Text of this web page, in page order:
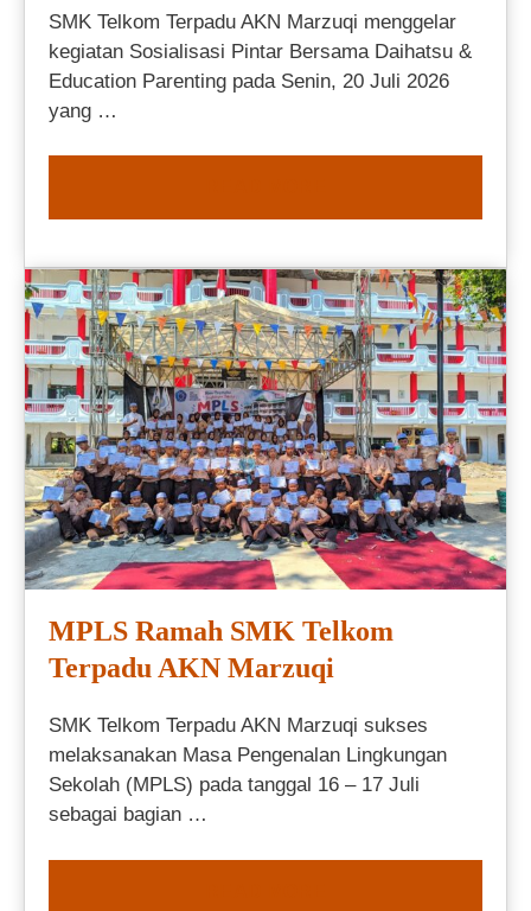
SMK Telkom Terpadu AKN Marzuqi menggelar
kegiatan Sosialisasi Pintar Bersama Daihatsu &
Education Parenting pada Senin, 20 Juli 2026
yang …
MPLS Ramah SMK Telkom
Terpadu AKN Marzuqi
SMK Telkom Terpadu AKN Marzuqi sukses
melaksanakan Masa Pengenalan Lingkungan
Sekolah (MPLS) pada tanggal 16 – 17 Juli
sebagai bagian …